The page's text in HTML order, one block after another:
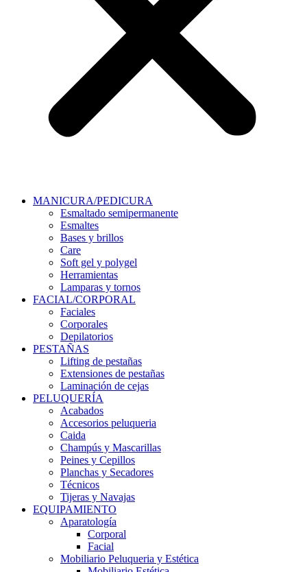
MANICURA/PEDICURA
Esmaltado semipermanente
Esmaltes
Bases y brillos
Care
Soft gel y polygel
Herramientas
Lamparas y tornos
FACIAL/CORPORAL
Faciales
Corporales
Depilatorios
PESTAÑAS
Lifting de pestañas
Extensiones de pestañas
Laminación de cejas
PELUQUERÍA
Acabados
Accesorios peluqueria
Caida
Champús y Mascarillas
Peines y Cepillos
Planchas y Secadores
Técnicos
Tijeras y Navajas
EQUIPAMIENTO
Aparatología
Corporal
Facial
Mobiliario Peluqueria y Estética